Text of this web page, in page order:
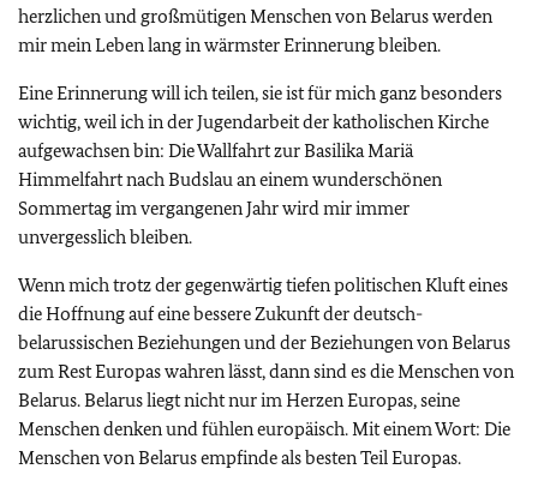
herzlichen und großmütigen Menschen von Belarus werden
mir mein Leben lang in wärmster Erinnerung bleiben.
Eine Erinnerung will ich teilen, sie ist für mich ganz besonders
wichtig, weil ich in der Jugendarbeit der katholischen Kirche
aufgewachsen bin: Die Wallfahrt zur Basilika Mariä
Himmelfahrt nach Budslau an einem wunderschönen
Sommertag im vergangenen Jahr wird mir immer
unvergesslich bleiben.
Wenn mich trotz der gegenwärtig tiefen politischen Kluft eines
die Hoffnung auf eine bessere Zukunft der deutsch-
belarussischen Beziehungen und der Beziehungen von Belarus
zum Rest Europas wahren lässt, dann sind es die Menschen von
Belarus. Belarus liegt nicht nur im Herzen Europas, seine
Menschen denken und fühlen europäisch. Mit einem Wort: Die
Menschen von Belarus empfinde als besten Teil Europas.